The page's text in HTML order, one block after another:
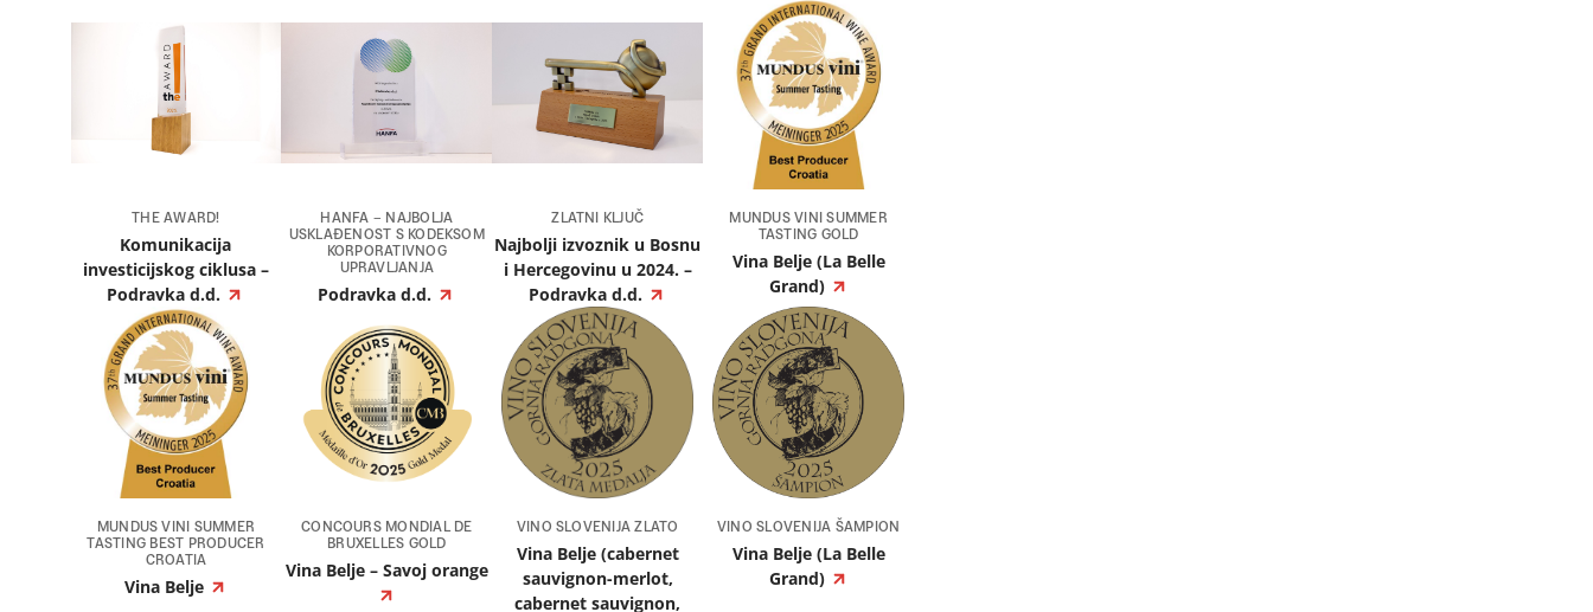
THE AWARD!
Komunikacija
investicijskog ciklusa –
Podravka d.d.
HANFA – NAJBOLJA
USKLAĐENOST S KODEKSOM
KORPORATIVNOG
UPRAVLJANJA
Podravka d.d.
ZLATNI KLJUČ
Najbolji izvoznik u Bosnu
i Hercegovinu u 2024. –
Podravka d.d.
MUNDUS VINI SUMMER
TASTING GOLD
Vina Belje (La Belle
Grand)
MUNDUS VINI SUMMER
TASTING BEST PRODUCER
CROATIA
Vina Belje
CONCOURS MONDIAL DE
BRUXELLES GOLD
Vina Belje – Savoj orange
VINO SLOVENIJA ZLATO
Vina Belje (cabernet
sauvignon-merlot,
cabernet sauvignon,
VINO SLOVENIJA ŠAMPION
Vina Belje (La Belle
Grand)